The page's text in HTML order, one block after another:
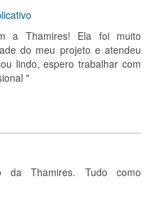
a Thamires! Ela foi muito
do meu projeto e atendeu
lindo, espero trabalhar com
"
da Thamires. Tudo como